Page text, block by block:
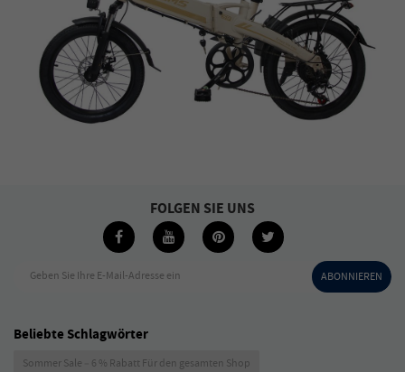
Geben Sie Ihre E-Mail-Adresse ein ABONNIEREN
FOLGEN SIE UNS
Beliebte Schlagwörter
Sommer Sale – 6 % Rabatt Für den gesamten Shop